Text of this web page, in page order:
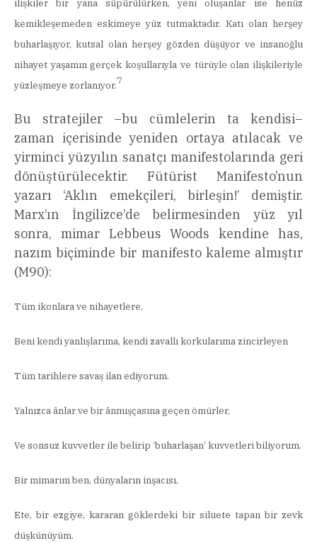
ilişkiler bir yana süpürülürken, yeni oluşanlar ise henüz
kemikleşemeden eskimeye yüz tutmaktadır. Katı olan herşey
buharlaşıyor, kutsal olan herşey gözden düşüyor ve insanoğlu
nihayet yaşamın gerçek koşullarıyla ve türüyle olan ilişkileriyle
yüzleşmeye zorlanıyor.7
Bu stratejiler –bu cümlelerin ta kendisi–
zaman içerisinde yeniden ortaya atılacak ve
yirminci yüzyılın sanatçı manifestolarında geri
dönüştürülecektir. Fütürist Manifesto’nun
yazarı ‘Aklın emekçileri, birleşin!’ demiştir.
Marx’ın İngilizce’de belirmesinden yüz yıl
sonra, mimar Lebbeus Woods kendine has,
nazım biçiminde bir manifesto kaleme almıştır
(M90):
Tüm ikonlara ve nihayetlere,
Beni kendi yanlışlarıma, kendi zavallı korkularıma zincirleyen
Tüm tarihlere savaş ilan ediyorum.
Yalnızca ânlar ve bir ânmışçasına geçen ömürler,
Ve sonsuz kuvvetler ile belirip ‘buharlaşan’ kuvvetleri biliyorum.
Bir mimarım ben, dünyaların inşacısı,
Ete, bir ezgiye, kararan göklerdeki bir siluete tapan bir zevk
düşkünüyüm.